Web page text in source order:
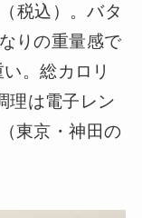
税込）。バタ
りの重量感で
。総カロリ
理は電子レン
東京・神田の